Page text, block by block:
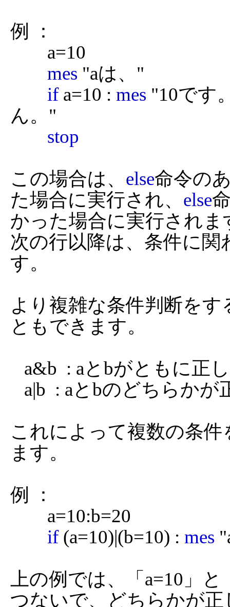
例 ：
mes "aは、"
if a=10 : mes "10です
ん。"
stop
この場合は、 else命令の
た場合に実行され、 else
かった場合に実行されま
次の行以降は、条件に
す。
より複雑な条件判断を
ともできます。
a&b  : aとbがともに正
a|b  : aとbのどちらか
これによって複数の条
ます。
例 ：
if (a=10)|(b=10) : mes
上の例では、「a=10」
つないで、どちらかが